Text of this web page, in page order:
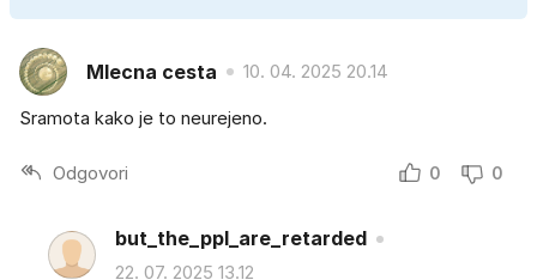
Mlecna cesta 10. 04. 2025 20.14
Sramota kako je to neurejeno.
Odgovori 0 0
but_the_ppl_are_retarded
22. 07. 2025 13.12